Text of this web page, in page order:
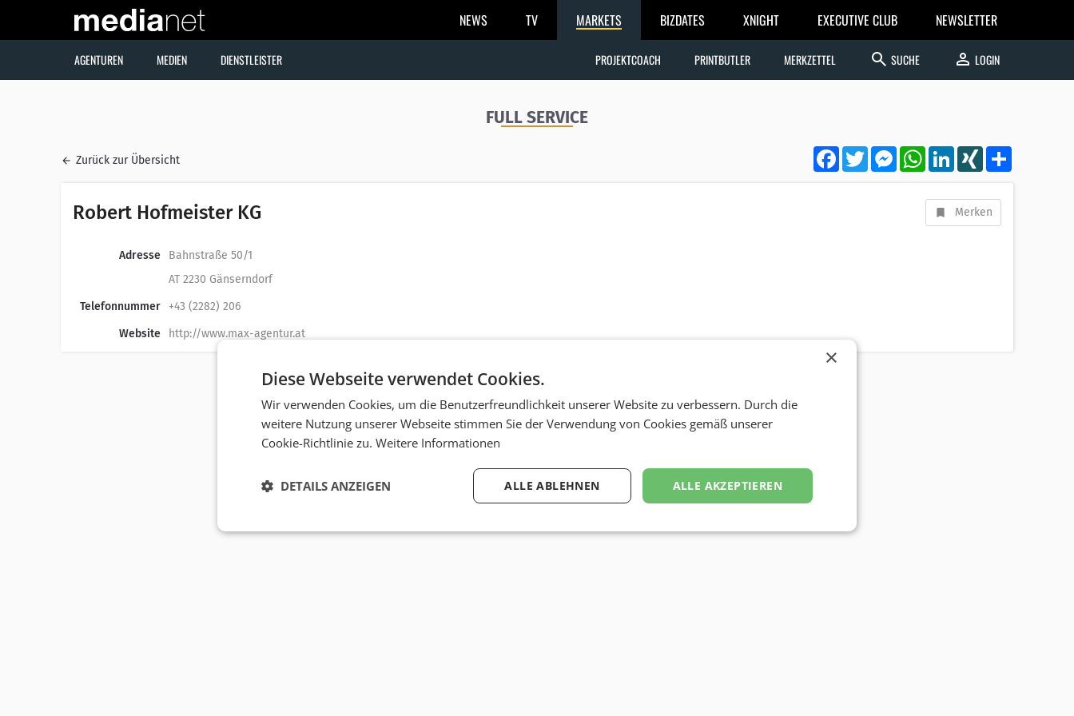
NEWS TV MARKETS BIZDATES XNIGHT EXECUTIVE CLUB NEWSLETTER
AGENTUREN MEDIEN DIENSTLEISTER PROJEKTCOACH PRINTBUTLER MERKZETTEL search SUCHE person LOGIN
FULL SERVICE
Zurück zur Übersicht
FacebookTwitterMessengerWhatsApp
LinkedInXING
Robert Hofmeister KG Merken
Adresse
Bahnstraße 50/1
AT 2230 Gänserndorf
Telefonnummer
+43 (2282) 206
Website
http://www.max-agentur.at
×
Diese Webseite verwendet Cookies.
Wir verwenden Cookies, um die Benutzerfreundlichkeit unserer Website zu verbessern. Durch die
weitere Nutzung unserer Webseite stimmen Sie der Verwendung von Cookies gemäß unserer
Cookie-Richtlinie zu. Weitere Informationen
ALLE AKZEPTIEREN
ALLE ABLEHNEN
DETAILS ANZEIGEN